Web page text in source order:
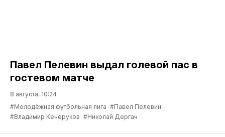
Павел Пелевин выдал голевой пас в
гостевом матче
8 августа, 10:24
#Молодёжная футбольная лига #Павел Пелевин
#Владимир Кечеруков #Николай Дергач